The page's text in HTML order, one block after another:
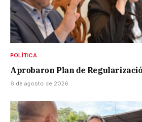
POLÍTICA
Aprobaron Plan de
6 de agosto de 2026